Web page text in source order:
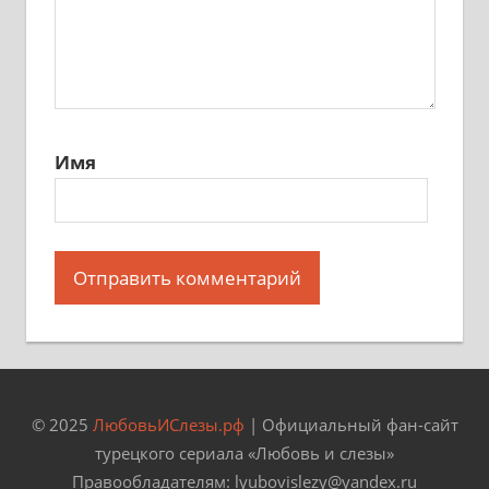
Имя
© 2025 ЛюбовьИСлезы.рф | Официальный фан-сайт
турецкого сериала «Любовь и слезы»
Правообладателям: lyubovislezy@yandex.ru